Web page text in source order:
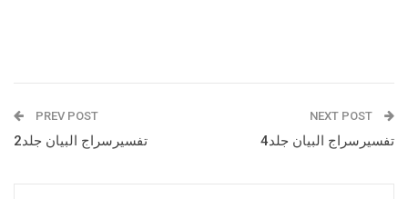
PREV POST
تفسیرسراج البیان جلد2
NEXT POST
تفسیرسراج البیان جلد4